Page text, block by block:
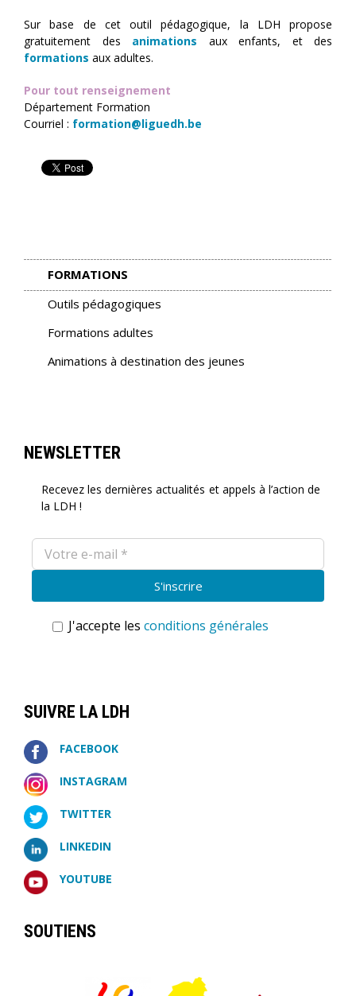
Sur base de cet outil pédagogique, la LDH propose
gratuitement des animations aux enfants, et des
formations aux adultes.
Pour tout renseignement
Département Formation
Courriel : formation@liguedh.be
FORMATIONS
Outils pédagogiques
Formations adultes
Animations à destination des jeunes
NEWSLETTER
Recevez les dernières actualités et appels à l’action de
la LDH !
J'accepte les conditions générales
SUIVRE LA LDH
FACEBOOK
INSTAGRAM
TWITTER
LINKEDIN
YOUTUBE
SOUTIENS